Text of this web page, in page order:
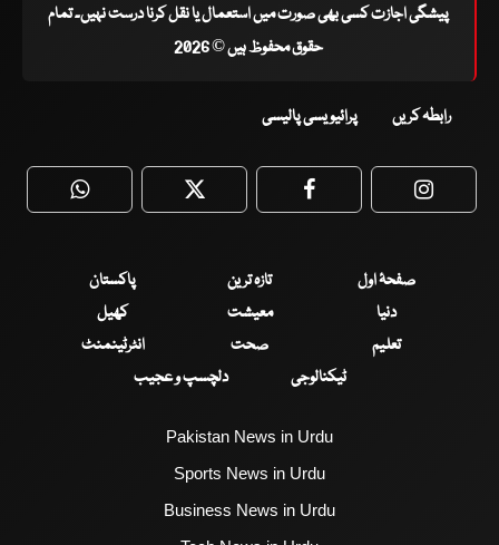
پیشگی اجازت کسی بھی صورت میں استعمال یا نقل کرنا درست نہیں۔ تمام
حقوق محفوظ ہیں © 2026
رابطہ کریں پرائیویسی پالیسی
WhatsApp Twitter Facebook
صفحۂ اول تازہ ترین
پاکستان
دنیا
معیشت
کھیل
تعلیم
صحت
انٹرٹینمنٹ
ٹیکنالوجی
دلچسپ و عجیب
Pakistan News in Urdu
Sports News in Urdu
Business News in Urdu